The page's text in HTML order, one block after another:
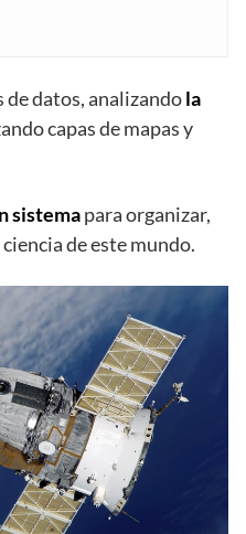
de datos, analizandola
capas de mapas y
sistemapara organizar,
de este mundo.